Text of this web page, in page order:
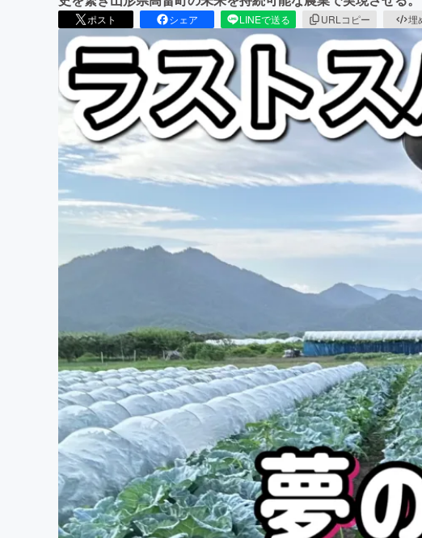
ポスト シェア LINEで送る URLコピー 埋